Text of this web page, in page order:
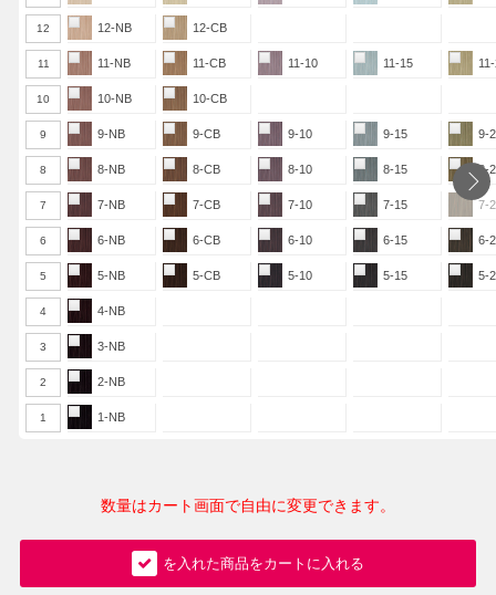
12 12-NB 12-CB
11 11-NB 11-CB 11-10 11-15
10 10-NB 10-CB
9 9-NB 9-CB 9-10 9-15 9-
8 8-NB 8-CB 8-10 8-15 8-
7 7-NB 7-CB 7-10 7-15 7-
6 6-NB 6-CB 6-10 6-15 6-
5 5-NB 5-CB 5-10 5-15 5-
4 4-NB
3 3-NB
2 2-NB
1 1-NB
数量はカート画面で自由に変更できます。
を入れた商品をカートに入れる